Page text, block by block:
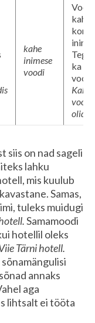
kahe
inimese
voodi
kahe
Tegu
ka
Kahe
voodi
olid
siis on nad sageli
lahku
mis kuulub
Samas,
tuleks muidugi
Samamoodi
hotellil oleks
Tärni hotell.
annaks
aga
lihtsalt ei tööta